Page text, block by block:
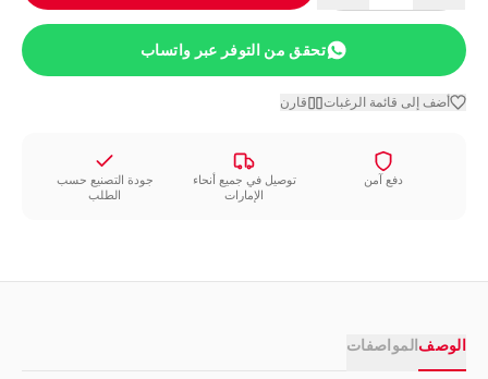
تحقق من التوفر عبر واتساب
أضف إلى قائمة الرغبات قارن
دفع آمن
توصيل في جميع أنحاء
الإمارات
جودة التصنيع حسب
الطلب
الوصفالمواصفات